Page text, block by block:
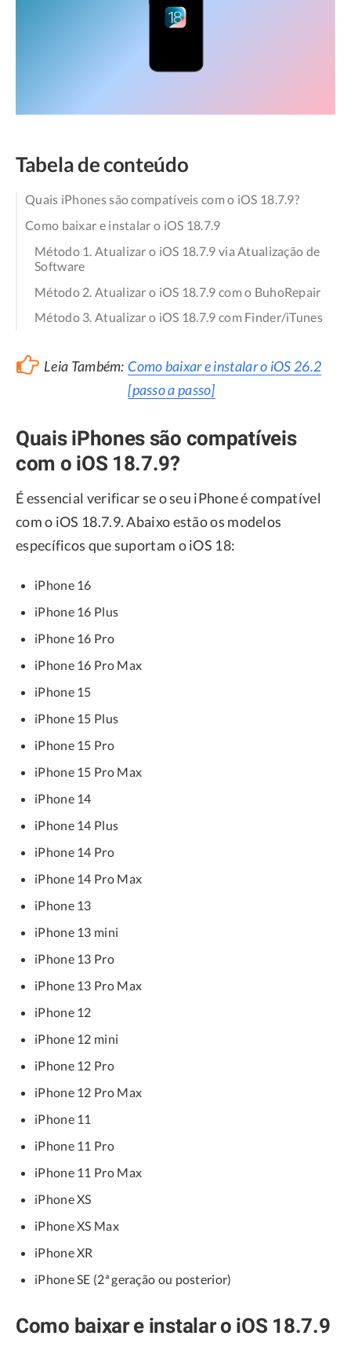
Tabela de conteúdo
Quais iPhones são compatíveis com o iOS 18.7.9?
Como baixar e instalar o iOS 18.7.9
Método 1. Atualizar o iOS 18.7.9 via Atualização de
Software
Método 2. Atualizar o iOS 18.7.9 com o BuhoRepair
Método 3. Atualizar o iOS 18.7.9 com Finder/iTunes
Leia Também: Como baixar e instalar o iOS 26.2
[passo a passo]
Quais iPhones são compatíveis
com o iOS 18.7.9?
É essencial verificar se o seu iPhone é compatível
com o iOS 18.7.9. Abaixo estão os modelos
específicos que suportam o iOS 18:
iPhone 16
iPhone 16 Plus
iPhone 16 Pro
iPhone 16 Pro Max
iPhone 15
iPhone 15 Plus
iPhone 15 Pro
iPhone 15 Pro Max
iPhone 14
iPhone 14 Plus
iPhone 14 Pro
iPhone 14 Pro Max
iPhone 13
iPhone 13 mini
iPhone 13 Pro
iPhone 13 Pro Max
iPhone 12
iPhone 12 mini
iPhone 12 Pro
iPhone 12 Pro Max
iPhone 11
iPhone 11 Pro
iPhone 11 Pro Max
iPhone XS
iPhone XS Max
iPhone XR
iPhone SE (2ª geração ou posterior)
Como baixar e instalar o iOS 18.7.9